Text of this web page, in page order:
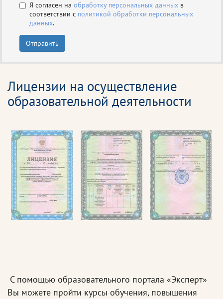
Я согласен на обработку персональных данных в
соответствии с политикой обработки персональных
данных.
Отправить
Лицензии на осуществление
образовательной деятельности
С помощью образовательного портала «Эксперт»
Вы можете пройти курсы обучения, повышения